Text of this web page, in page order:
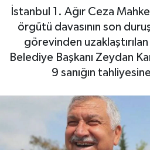
İstanbul 1. Ağır Ceza
örgütü davasının son
görevinden
Belediye Başkanı Zeydan
9 sanığın